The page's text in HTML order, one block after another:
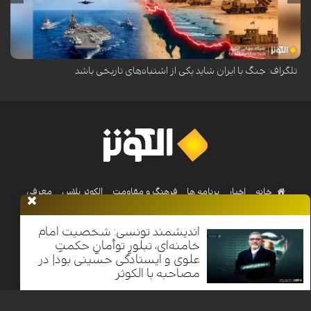
روزنامه دیلی تلگراف در تحلیلی هشدار داده است که جنگ آمریکا و اسرائیل
علیه ایران ممکن است به یکی از اشتباهات تاریخی تبدیل شود.
تلگراف: جنگ با ایران شاید یکی از اشتباه‌های تاریخی باشد
اندیشمند تونسی: شخصیت امام
خامنه‌ای، تبلورِ توأمانِ حکمتِ
علوی و ایستادگی حسینی بود| در
مصاحبه با الکوثر
خانه اخبار برنامه ها فرهنگ و مقاومت الکوثر پلاس
معرفی
Nilesat 11900 V | Badr 8 11747 V | Badr5 12284 V